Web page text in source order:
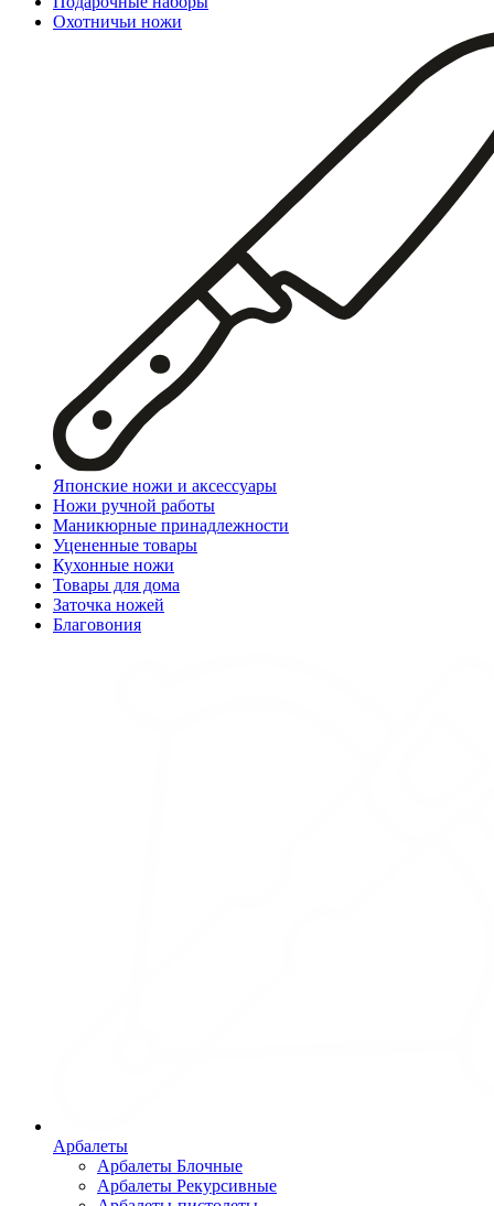
Охотничьи ножи
Японские ножи и аксессуары
Ножи ручной работы
Маникюрные принадлежности
Уцененные товары
Кухонные ножи
Товары для дома
Заточка ножей
Благовония
Арбалеты
Арбалеты Блочные
Арбалеты Рекурсивные